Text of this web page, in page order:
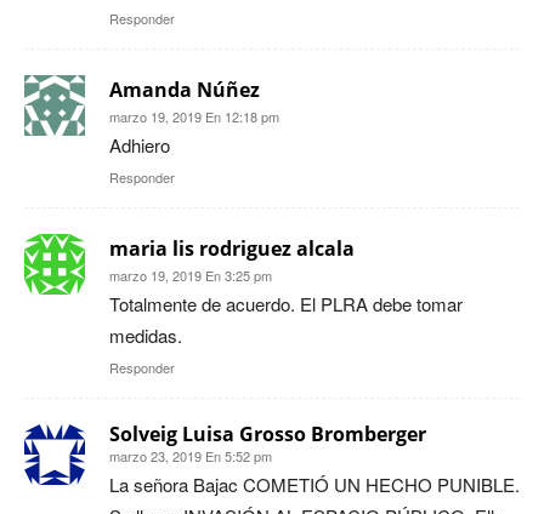
Responder
Amanda Núñez
marzo 19, 2019 En 12:18 pm
Adhiero
Responder
maria lis rodriguez alcala
marzo 19, 2019 En 3:25 pm
Totalmente de acuerdo. El PLRA debe tomar
medidas.
Responder
Solveig Luisa Grosso Bromberger
marzo 23, 2019 En 5:52 pm
La señora Bajac COMETIÓ UN HECHO PUNIBLE.